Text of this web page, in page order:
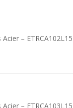
– ETRCA102L15
– ETRCA103L15